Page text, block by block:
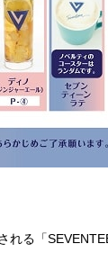
れる「